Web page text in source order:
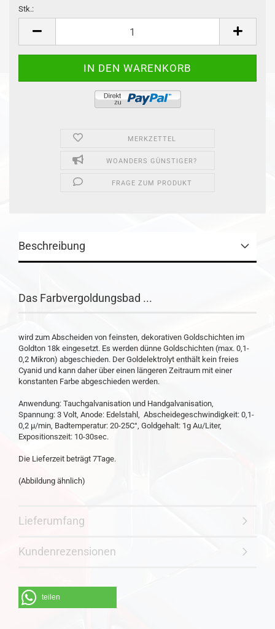
Stk.:
MERKZETTEL
WOANDERS GÜNSTIGER?
FRAGE ZUM PRODUKT
Beschreibung
Das Farbvergoldungsbad ...
wird zum Abscheiden von feinsten, dekorativen Goldschichten im
Goldton 18k eingesetzt. Es werden dünne Goldschichten (max. 0,1-
0,2 Mikron) abgeschieden. Der Goldelektrolyt enthält kein freies
Cyanid und kann daher über einen längeren Zeitraum mit einer
konstanten Farbe abgeschieden werden.
Anwendung: Tauchgalvanisation und Handgalvanisation,
Spannung: 3 Volt, Anode: Edelstahl, Abscheidegeschwindigkeit: 0,1-
0,2 µ/min, Badtemperatur: 20-25C°, Goldgehalt: 1g Au/Liter,
Expositionszeit: 10-30sec.
Die Lieferzeit beträgt 7Tage.
(Abbildung ähnlich)
Lieferumfang
Kundenrezensionen
teilen